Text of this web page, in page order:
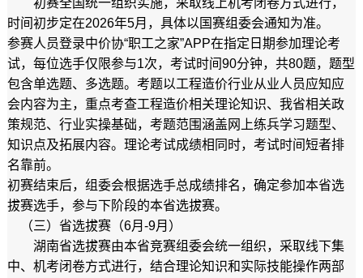
时间初步定在2026年5月，具体以国赛组委会通知为准。
参赛人员登录中价协“职工之家”APP在指定日期参加理论考
试，每位选手仅限参与1次，考试时间90分钟，共80题，题型
包含单选题、多选题。考题以工程造价行业从业人员应知应
会内容为主，重点考查工程造价相关理论知识、我省相关政
策规范、行业实操基础，考题范围涵盖网上练兵学习题型、
知识点及拓展内容。理论考试成绩相同时，考试时间短者排
名靠前。
初赛结束后，组委会根据选手总成绩排名，确定参加本省选
拔赛选手，参与下阶段的本省选拔赛。
（三）省选拔赛（6月-9月）
湖南省选拔赛由本省竞赛组委会统一组织，采取线下集
中、机考闭卷方式进行，结合理论知识和实际技能操作两部